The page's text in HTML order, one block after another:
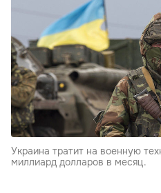
Украина тратит на военную
миллиард долларов в месяц.